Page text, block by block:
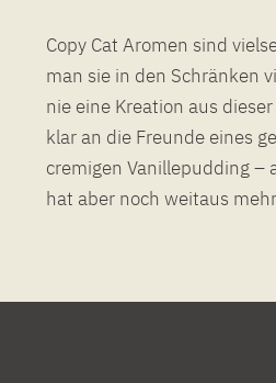
Copy Cat Aromen sind
man sie in den Schränken
nie eine Kreation aus
klar an die Freunde eines
cremigen Vanillepudding –
hat aber noch weitaus
gewinnt das Aroma nicht
Komponente. Dank einer
Cat Kreationen